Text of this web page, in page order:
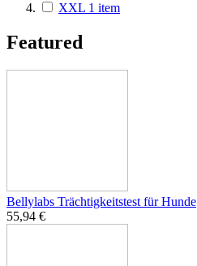
XXL 1 item
Featured
Bellylabs Trächtigkeitstest für Hunde
55,94 €